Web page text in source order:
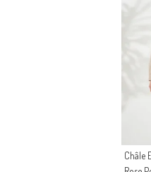
Châle